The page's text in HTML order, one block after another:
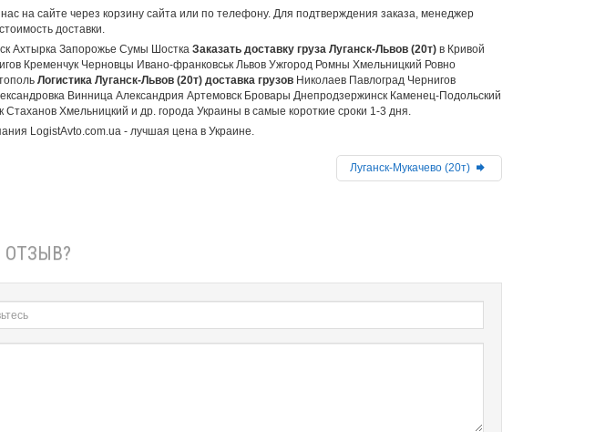
на сайте через корзину сайта или по телефону. Для подтверждения заказа, менеджер
доставки.
Ахтырка Запорожье Сумы Шостка Заказать доставку груза Луганск-Львов (20т)в Кривой
Кременчук Черновцы Ивано-франковськ Львов Ужгород Ромны Хмельницкий Ровно
Логистика Луганск-Львов (20т) доставка грузовНиколаев Павлоград Чернигов
Винница Александрия Артемовск Бровары Днепродзержинск Каменец-Подольский
Стаханов Хмельницкий и др. города Украины в самые короткие сроки 1-3 дня.
LogistAvto.com.ua - лучшая цена в Украине.
Луганск-Мукачево (20т)